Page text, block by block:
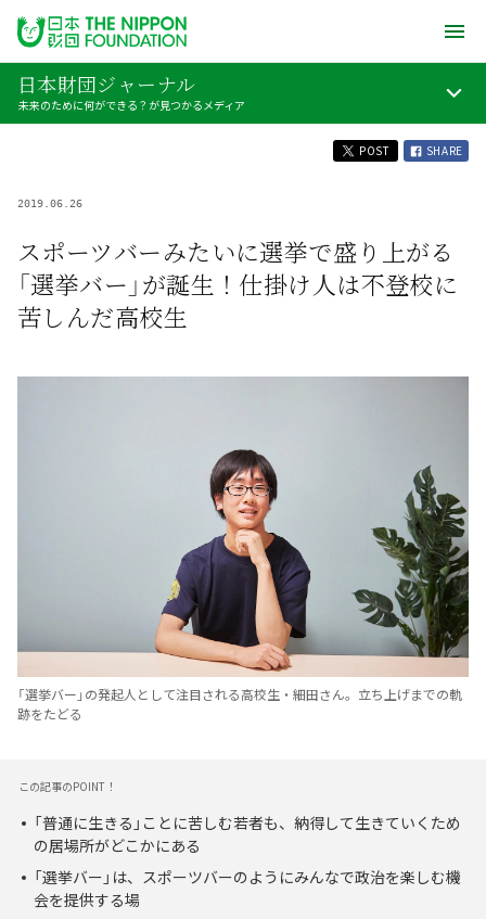
日本財団ジャーナル
未来のために何ができる？が見つかるメディア
POST SHARE
2019.06.26
スポーツバーみたいに選挙で盛り上がる
「選挙バー」が誕生！仕掛け人は不登校に
苦しんだ高校生
「選挙バー」の発起人として注目される高校生・細田さん。立ち上げまでの軌
跡をたどる
この記事のPOINT！
「普通に生きる」ことに苦しむ若者も、納得して生きていくため
の居場所がどこかにある
「選挙バー」は、スポーツバーのようにみんなで政治を楽しむ機
会を提供する場